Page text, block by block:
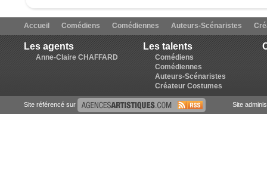
Accueil Comédiens Comédiennes Auteurs-Scénaristes
Les agents
Anne-Claire CHAFFARD
Les talents
Comédiens
Comédiennes
Auteurs-Scénaristes
Créateur Costumes
Site référencé sur Site